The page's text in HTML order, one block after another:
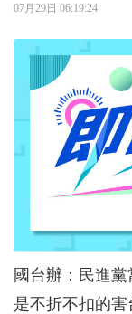
07月29日 06:19:24
國台辦：民進
是不折不扣的